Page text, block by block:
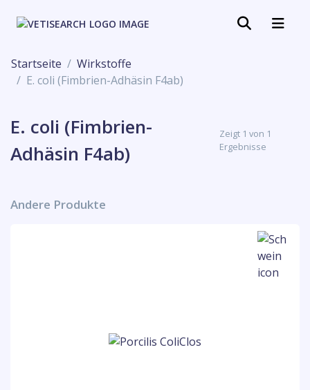
Startseite
Wirkstoffe
E. coli (Fimbrien-Adhäsin F4ab)
E. coli (Fimbrien-
Adhäsin F4ab)
Zeigt 1 von 1
Ergebnisse
Andere Produkte